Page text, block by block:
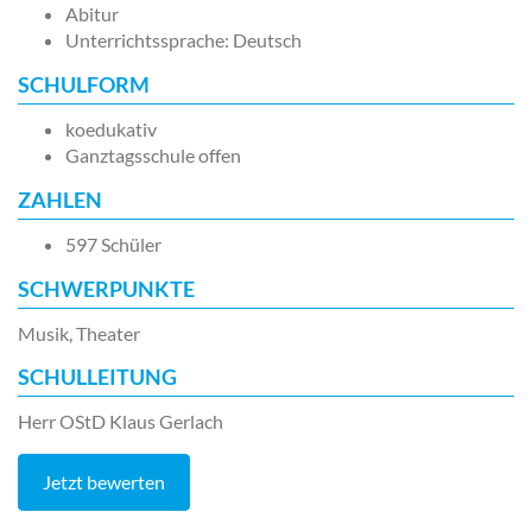
Abitur
Unterrichtssprache: Deutsch
SCHULFORM
koedukativ
Ganztagsschule offen
ZAHLEN
597 Schüler
SCHWERPUNKTE
Musik, Theater
SCHULLEITUNG
Herr OStD Klaus Gerlach
Jetzt bewerten